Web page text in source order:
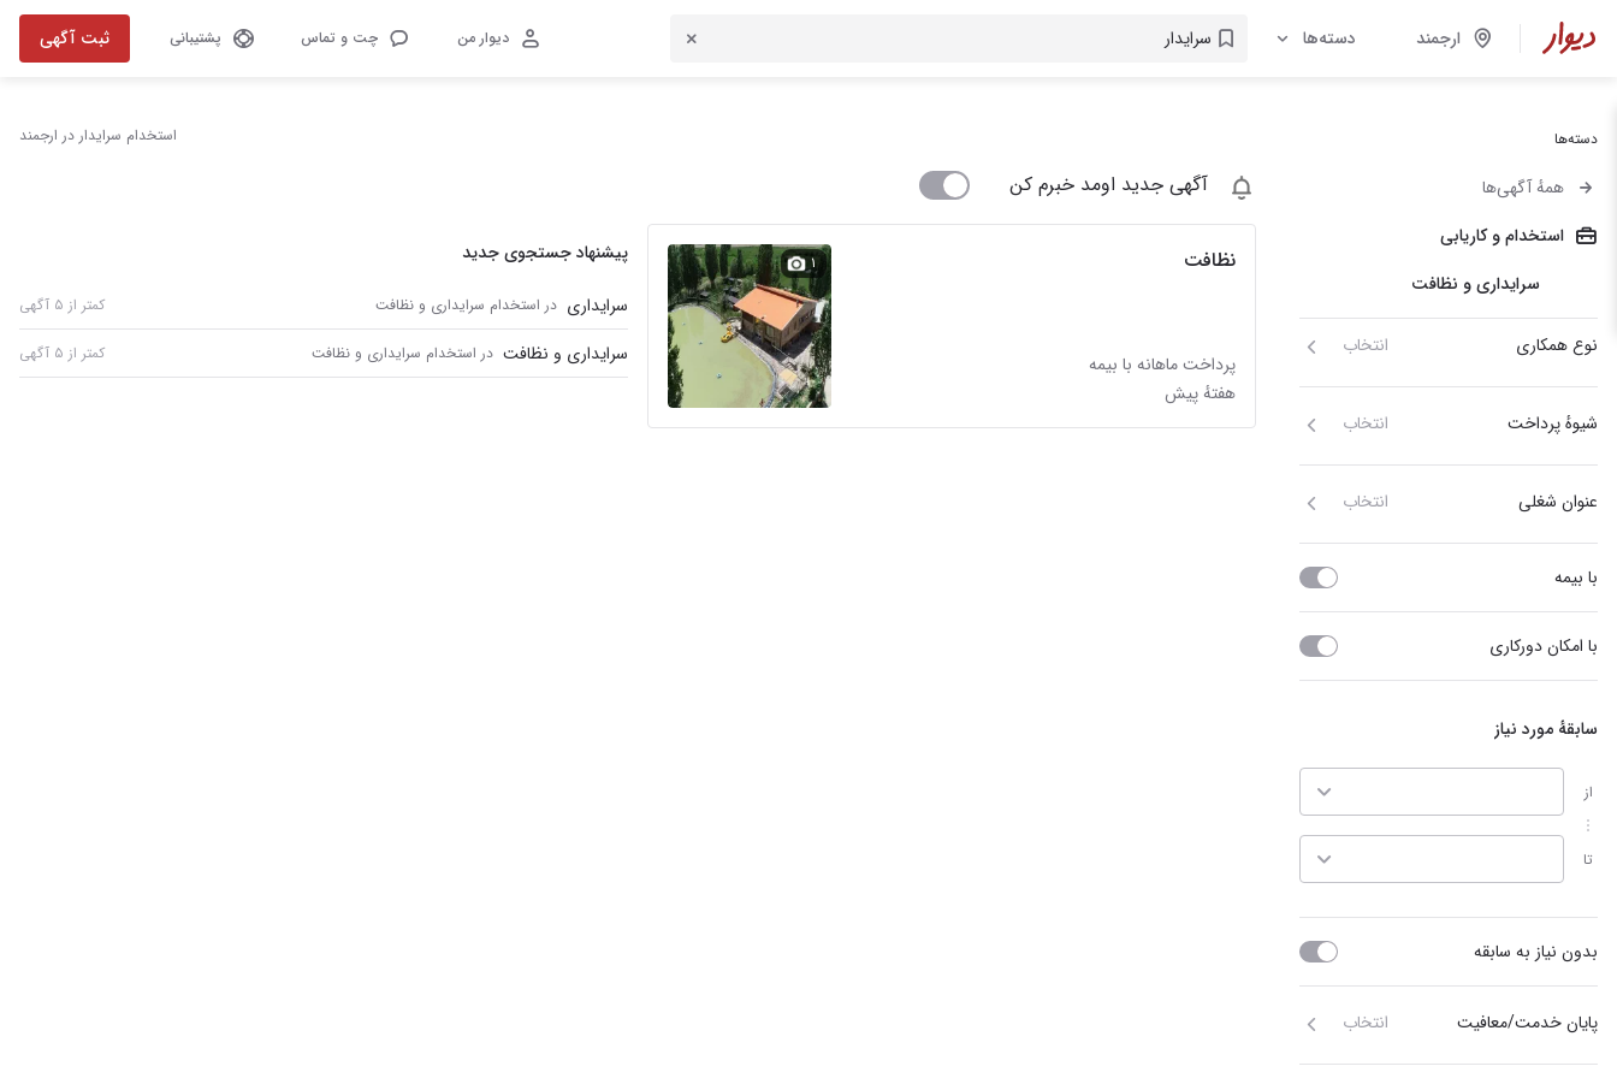
ارجمند دسته‌ها دیوار من چت و تماس پشتیبانی ثبت آگهی
دسته‌ها
همهٔ آگهی‌ها
استخدام و کاریابی
سرایداری و نظافت
نوع همکاری انتخاب
شیوهٔ پرداخت انتخاب
عنوان شغلی انتخاب
با بیمه
با امکان دورکاری
سابقهٔ مورد نیاز
از
تا
بدون نیاز به سابقه
پایان خدمت/معافیت انتخاب
استخدام سرایدار در ارجمند
آگهی جدید اومد خبرم کن
نظافت
پرداخت ماهانه با بیمه
هفتهٔ پیش
۱
پیشنهاد جستجوی جدید
سرایداری در استخدام سرایداری و نظافت کمتر از ۵ آگهی
سرایداری و نظافت در استخدام سرایداری و نظافت کمتر از ۵ آگهی